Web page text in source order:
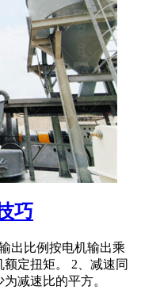
巧
出比例按电机输出乘
定扭矩。 2、减速同
减速比的平方。